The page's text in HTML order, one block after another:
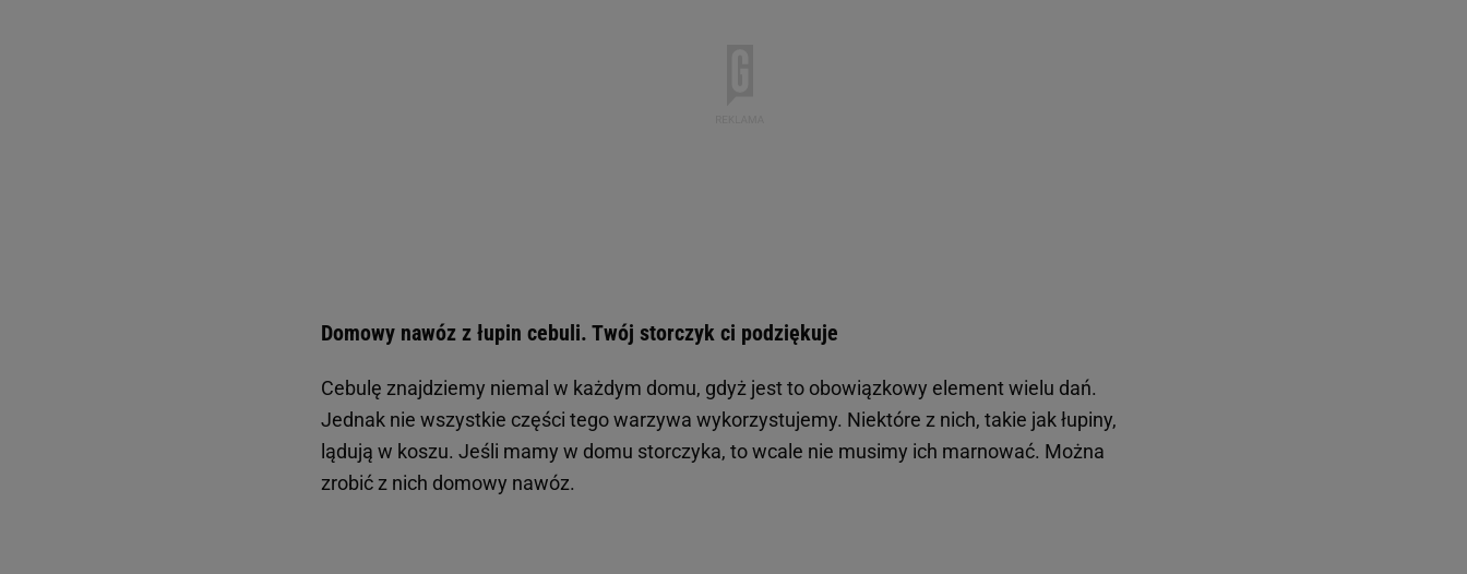
Domowy nawóz z łupin cebuli. Twój storczyk ci podziękuje
Cebulę znajdziemy niemal w każdym domu, gdyż jest to obowiązkowy element wielu dań.
Jednak nie wszystkie części tego warzywa wykorzystujemy. Niektóre z nich, takie jak łupiny,
lądują w koszu. Jeśli mamy w domu storczyka, to wcale nie musimy ich marnować. Można
zrobić z nich domowy nawóz.